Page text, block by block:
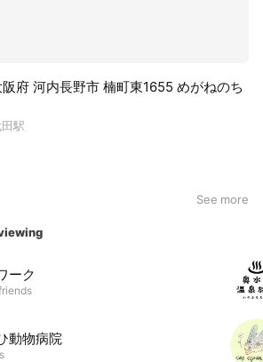
府 河内長野市 楠町東1655 めがねのち
駅
See more
ーク
動物病院